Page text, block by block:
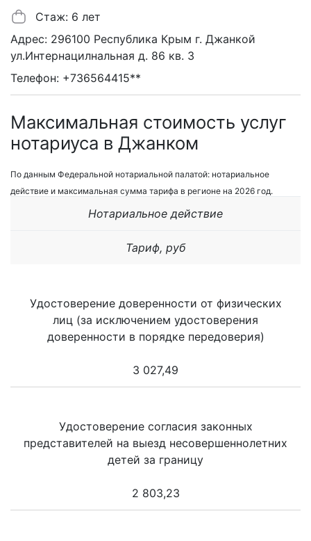
Стаж: 6 лет
Адрес: 296100 Республика Крым г. Джанкой
ул.Интернацилнальная д. 86 кв. 3
Телефон: +736564415**
Максимальная стоимость услуг
нотариуса в Джанком
По данным Федеральной нотариальной палатой: нотариальное
действие и максимальная сумма тарифа в регионе на 2026 год.
Нотариальное действие
Тариф, руб
Удостоверение доверенности от физических
лиц (за исключением удостоверения
доверенности в порядке передоверия)
3 027,49
Удостоверение согласия законных
представителей на выезд несовершеннолетних
детей за границу
2 803,23